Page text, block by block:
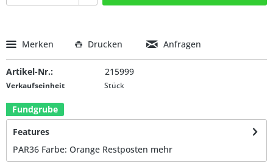
Merken Drucken Anfragen
Artikel-Nr.: 215999
Verkaufseinheit Stück
Fundgrube
Features
PAR36 Farbe: Orange Restposten mehr